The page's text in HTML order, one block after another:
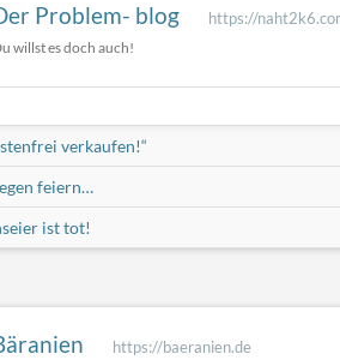
Problem- blog https://
willst es doch auch!
verkaufen!“
feiern…
ist tot!
https://baeranien.de